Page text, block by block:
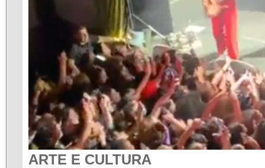
ARTE E CULTURA